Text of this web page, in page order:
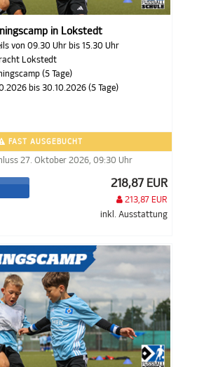
in Lokstedt
von 09.30 Uhr bis 15.30 Uhr
Lokstedt
(5 Tage)
bis 30.10.2026 (5 Tage)
FAST AUSGEBUCHT
27. Oktober 2026, 09:30 Uhr
218,87 EUR
213,87 EUR
inkl. Ausstattung